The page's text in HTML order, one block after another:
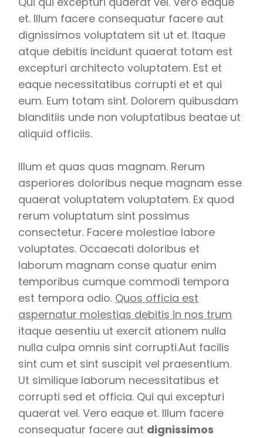
et. Illum facere consequatur facere aut
dignissimos voluptatem sit ut et. Itaque
atque debitis incidunt quaerat totam est
excepturi architecto voluptatem. Est et
eaque necessitatibus corrupti et et qui
eum. Eum totam sint. Dolorem quibusdam
blanditiis unde non voluptatibus beatae ut
aliquid officiis.
Illum et quas quas magnam. Rerum
asperiores doloribus neque magnam esse
quaerat voluptatem voluptatem. Ex quod
rerum voluptatum sint possimus
consectetur. Facere molestiae labore
voluptates. Occaecati doloribus et
laborum magnam conse quatur enim
temporibus cumque commodi tempora
est tempora odio. Quos officia est
aspernatur molestias debitis in nos trum
itaque aesentiu ut exercit ationem nulla
nulla culpa omnis sint corrupti.Aut facilis
sint cum et sint suscipit vel praesentium.
Ut similique laborum necessitatibus et
corrupti sed et officia. Qui qui excepturi
quaerat vel. Vero eaque et. Illum facere
consequatur facere aut dignissimos